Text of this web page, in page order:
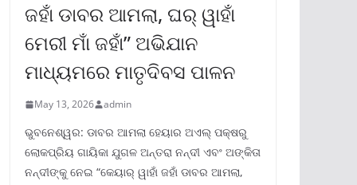
ଜହାଁ ଡାବର ଆମଲା, ଘର୍ ୱାହାଁ
ମେରୀ ମାଁ ଜହାଁ” ଅଭିଯାନ
ମାଧ୍ୟମରେ ମାତୃଦିବସ ପାଳନ
May 13, 2026 admin
ଭୁବନେଶ୍ୱର: ଡାବର ଆମଲା ହେୟାର ଅଏଲ୍ ପକ୍ଷରୁ
ଲୋକପ୍ରିୟ ଗାୟିକା ଯୁଗଳ ଅନ୍ତରା ନନ୍ଦୀ ଏବଂ ଅଙ୍କିତା
ନନ୍ଦୀଙ୍କୁ ନେଇ “କେୟାର୍ ୱାହାଁ ଜହାଁ ଡାବର ଆମଲା,